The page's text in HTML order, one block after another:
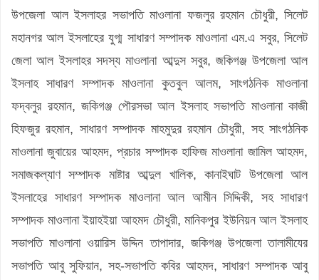
উপজেলা আল ইসলাহর সভাপতি মাওলানা ফজলুর রহমান চৌধুরী, সিলেট
মহানগর আল ইসলাহের যুগ্ম সাধারণ সম্পাদক মাওলানা এম.এ সবুর, সিলেট
জেলা আল ইসলাহর সদস্য মাওলানা আব্দুস সবুর, জকিগঞ্জ উপজেলা আল
ইসলাহ সাধারণ সম্পাদক মাওলানা কুতবুল আলম, সাংগঠনিক মাওলানা
ফদ্বলুর রহমান, জকিগঞ্জ পৌরসভা আল ইসলাহ সভাপতি মাওলানা কাজী
হিফজুর রহমান, সাধারণ সম্পাদক মাহমুদুর রহমান চৌধুরী, সহ সাংগঠনিক
মাওলানা জুবায়ের আহমদ, প্রচার সম্পাদক হাফিজ মাওলানা জামিল আহমদ,
সমাজকল্যাণ সম্পাদক মাষ্টার আব্দুল খালিক, কানাইঘাট উপজেলা আল
ইসলাহের সাধারণ সম্পাদক মাওলানা আল আমীন সিদ্দিকী, সহ সাধারণ
সম্পাদক মাওলানা ইয়াহইয়া আহমদ চৌধুরী, মানিকপুর ইউনিয়ন আল ইসলাহ
সভাপতি মাওলানা ওয়ারিস উদ্দিন তাপাদার, জকিগঞ্জ উপজেলা তালামীযের
সভাপতি আবু সুফিয়ান, সহ-সভাপতি কবির আহমদ, সাধারণ সম্পাদক আবু